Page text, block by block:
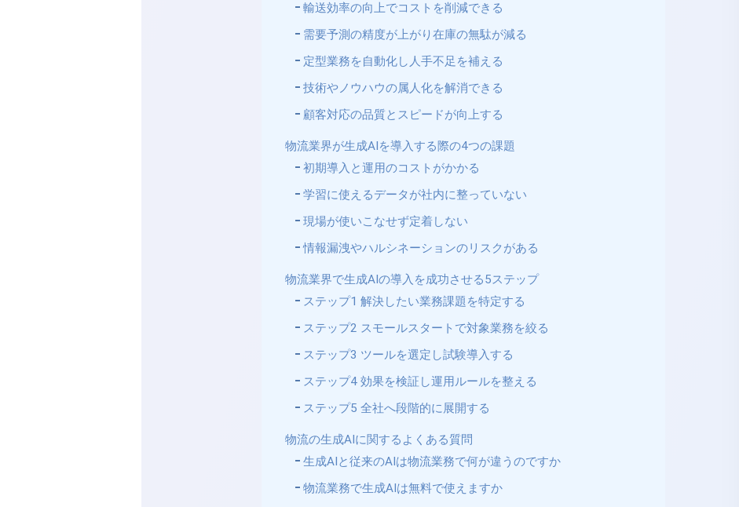
輸送効率の向上でコストを削減できる
需要予測の精度が上がり在庫の無駄が減る
定型業務を自動化し人手不足を補える
技術やノウハウの属人化を解消できる
顧客対応の品質とスピードが向上する
物流業界が生成AIを導入する際の4つの課題
初期導入と運用のコストがかかる
学習に使えるデータが社内に整っていない
現場が使いこなせず定着しない
情報漏洩やハルシネーションのリスクがある
物流業界で生成AIの導入を成功させる5ステップ
ステップ1 解決したい業務課題を特定する
ステップ2 スモールスタートで対象業務を絞る
ステップ3 ツールを選定し試験導入する
ステップ4 効果を検証し運用ルールを整える
ステップ5 全社へ段階的に展開する
物流の生成AIに関するよくある質問
生成AIと従来のAIは物流業務で何が違うのですか
物流業務で生成AIは無料で使えますか